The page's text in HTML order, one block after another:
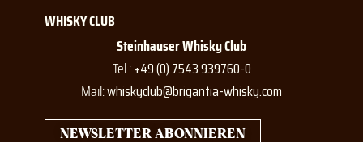
WHISKY CLUB
Steinhauser Whisky Club
Tel.:+49 (0) 7543 939760-0
Mail:whiskyclub@brigantia-whisky.com
NEWSLETTER ABONNIEREN